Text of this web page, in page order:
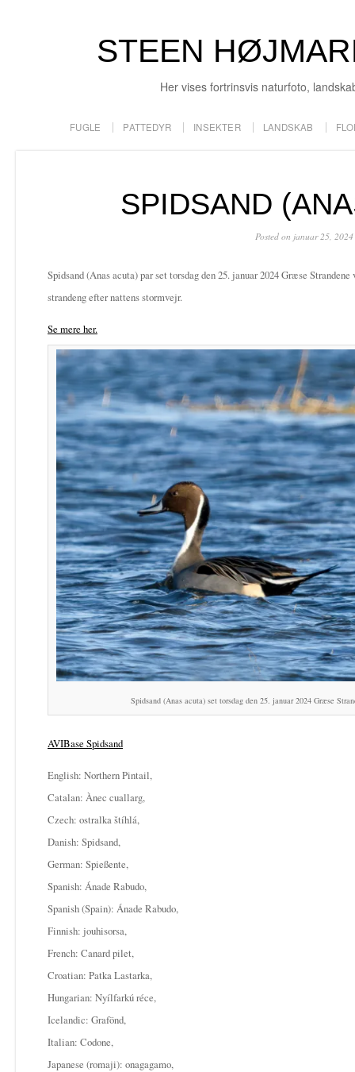
STEEN
Her vises fortrinsvis naturfoto,
FUGLE PATTEDYR INSEKTER LANDSKAB
SPIDSAND
Posted on januar 25, 2024
Spidsand (Anas acuta) par set torsdag den 25. januar 2024 Græse
strandeng efter nattens stormvejr.
Se mere her.
Spidsand (Anas acuta) set torsdag den 25. januar 2024 Græse
AVIBase Spidsand
English: Northern Pintail,
Catalan: Ànec cuallarg,
Czech: ostralka štíhlá,
Danish: Spidsand,
German: Spießente,
Spanish: Ánade Rabudo,
Spanish (Spain): Ánade Rabudo,
Finnish: jouhisorsa,
French: Canard pilet,
Croatian: Patka Lastarka,
Hungarian: Nyílfarkú réce,
Icelandic: Grafönd,
Italian: Codone,
Japanese (romaji): onagagamo,